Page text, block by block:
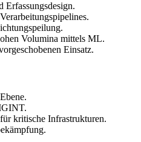
Volumina mittels ML.
Einsatz.
kritische Infrastrukturen.